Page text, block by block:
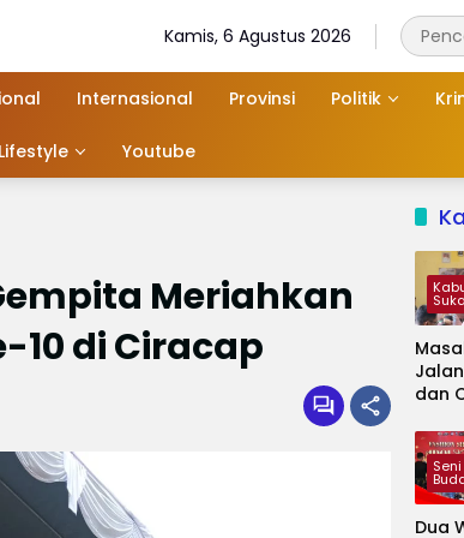
Kamis, 6 Agustus 2026
Internasional Provinsi Politik
Lifestyle Youtube
Meriahkan
10 di Ciracap
dan
Jadi
Dua